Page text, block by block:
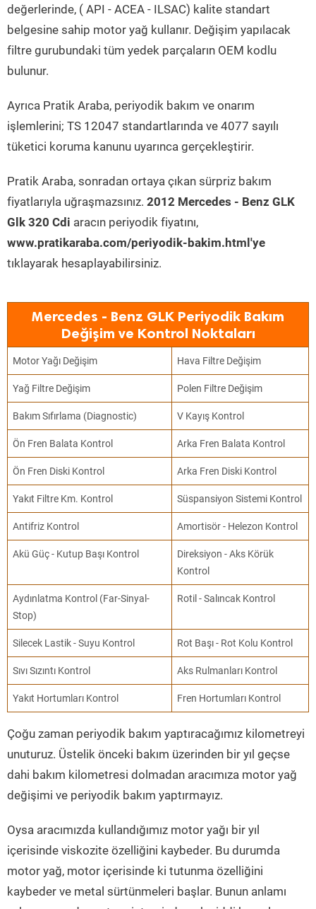
değerlerinde, ( API - ACEA - ILSAC) kalite standart
belgesine sahip motor yağ kullanır. Değişim yapılacak
filtre gurubundaki tüm yedek parçaların OEM kodlu
bulunur.
Ayrıca Pratik Araba, periyodik bakım ve onarım
işlemlerini; TS 12047 standartlarında ve 4077 sayılı
tüketici koruma kanunu uyarınca gerçekleştirir.
Pratik Araba, sonradan ortaya çıkan sürpriz bakım
fiyatlarıyla uğraşmazsınız. 2012 Mercedes - Benz GLK
Glk 320 Cdi aracın periyodik fiyatını,
www.pratikaraba.com/periyodik-bakim.html'ye
tıklayarak hesaplayabilirsiniz.
Mercedes - Benz GLK Periyodik Bakım
Değişim ve Kontrol Noktaları
Motor Yağı Değişim Hava Filtre Değişim
Yağ Filtre Değişim Polen Filtre Değişim
Bakım Sıfırlama (Diagnostic) V Kayış Kontrol
Ön Fren Balata Kontrol Arka Fren Balata Kontrol
Ön Fren Diski Kontrol Arka Fren Diski Kontrol
Yakıt Filtre Km. Kontrol Süspansiyon Sistemi Kontrol
Antifriz Kontrol Amortisör - Helezon Kontrol
Akü Güç - Kutup Başı Kontrol
Direksiyon - Aks Körük
Kontrol
Aydınlatma Kontrol (Far-Sinyal-
Stop)
Rotil - Salıncak Kontrol
Silecek Lastik - Suyu Kontrol Rot Başı - Rot Kolu Kontrol
Sıvı Sızıntı Kontrol Aks Rulmanları Kontrol
Yakıt Hortumları Kontrol Fren Hortumları Kontrol
Çoğu zaman periyodik bakım yaptıracağımız kilometreyi
unuturuz. Üstelik önceki bakım üzerinden bir yıl geçse
dahi bakım kilometresi dolmadan aracımıza motor yağ
değişimi ve periyodik bakım yaptırmayız.
Oysa aracımızda kullandığımız motor yağı bir yıl
içerisinde viskozite özelliğini kaybeder. Bu durumda
motor yağ, motor içerisinde ki tutunma özelliğini
kaybeder ve metal sürtünmeleri başlar. Bunun anlamı